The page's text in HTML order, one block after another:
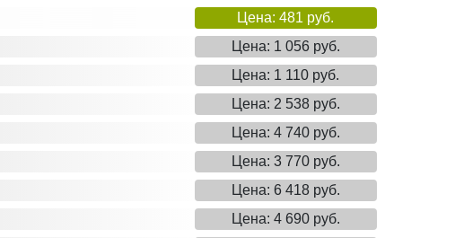
Цена: 481 руб.
Цена: 1 056 руб.
Цена: 1 110 руб.
Цена: 2 538 руб.
Цена: 4 740 руб.
Цена: 3 770 руб.
Цена: 6 418 руб.
Цена: 4 690 руб.